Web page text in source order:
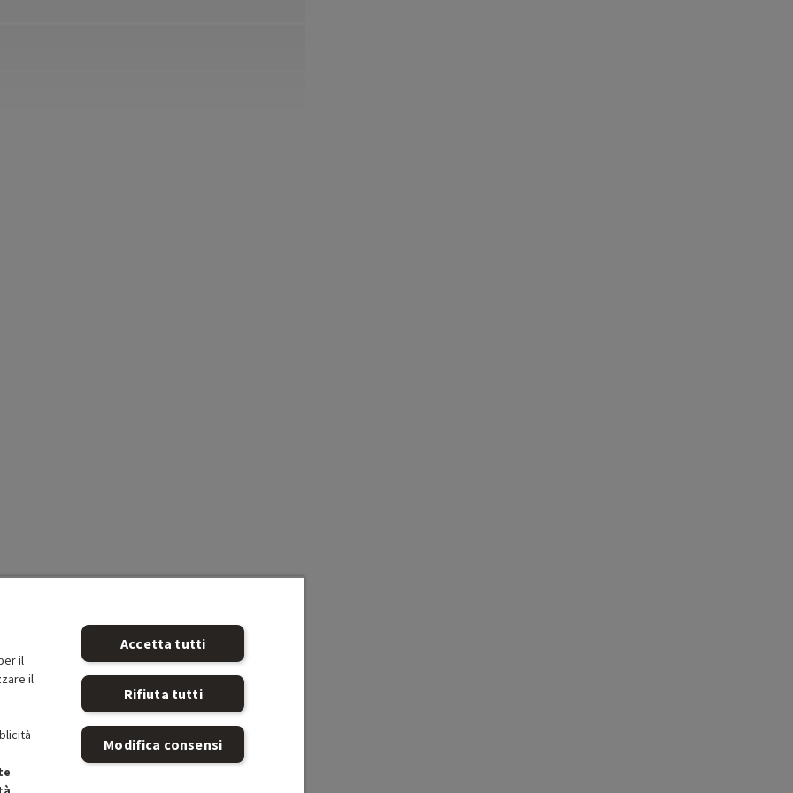
il
il
Accetta tutti
Rifiuta tutti
Modifica consensi